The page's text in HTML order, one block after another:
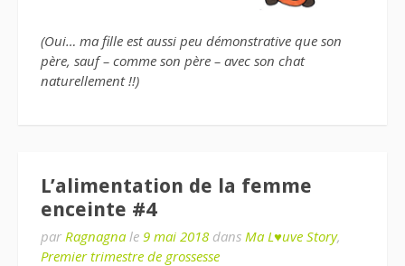
(Oui… ma fille est aussi peu démonstrative que son
père, sauf – comme son père – avec son chat
naturellement !!)
L’alimentation de la femme
enceinte #4
par Ragnagna le 9 mai 2018 dans Ma L♥uve Story,
Premier trimestre de grossesse